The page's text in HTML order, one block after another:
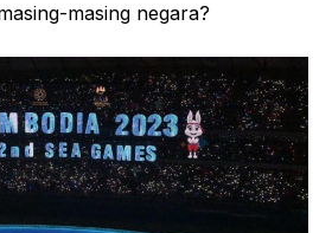
masing negara?